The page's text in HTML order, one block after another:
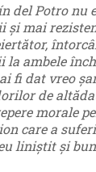
del Potro nu
şi mai
la ambele
fi dat vreo
de
morale
care a
liniştit şi